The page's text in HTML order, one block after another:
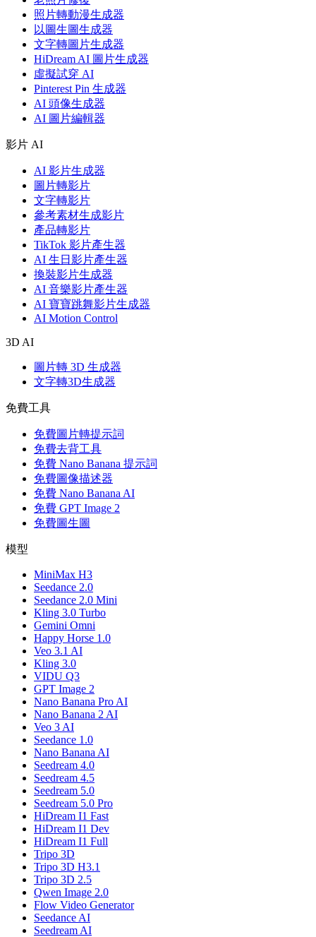
照片轉動漫生成器
以圖生圖生成器
文字轉圖片生成器
HiDream AI 圖片生成器
虛擬試穿 AI
Pinterest Pin 生成器
AI 頭像生成器
AI 圖片編輯器
影片 AI
AI 影片生成器
圖片轉影片
文字轉影片
參考素材生成影片
產品轉影片
TikTok 影片產生器
AI 生日影片產生器
換裝影片生成器
AI 音樂影片產生器
AI 寶寶跳舞影片生成器
AI Motion Control
3D AI
圖片轉 3D 生成器
文字轉3D生成器
免費工具
免費圖片轉提示詞
免費去背工具
免費 Nano Banana 提示詞
免費圖像描述器
免費 Nano Banana AI
免費 GPT Image 2
免費圖生圖
模型
MiniMax H3
Seedance 2.0
Seedance 2.0 Mini
Kling 3.0 Turbo
Gemini Omni
Happy Horse 1.0
Veo 3.1 AI
Kling 3.0
VIDU Q3
GPT Image 2
Nano Banana Pro AI
Nano Banana 2 AI
Veo 3 AI
Seedance 1.0
Nano Banana AI
Seedream 4.0
Seedream 4.5
Seedream 5.0
Seedream 5.0 Pro
HiDream I1 Fast
HiDream I1 Dev
HiDream I1 Full
Tripo 3D
Tripo 3D H3.1
Tripo 3D 2.5
Qwen Image 2.0
Flow Video Generator
Seedance AI
Seedream AI